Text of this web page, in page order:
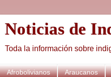
Noticias de
Toda la información sobre
Afrobolivianos Araucanos